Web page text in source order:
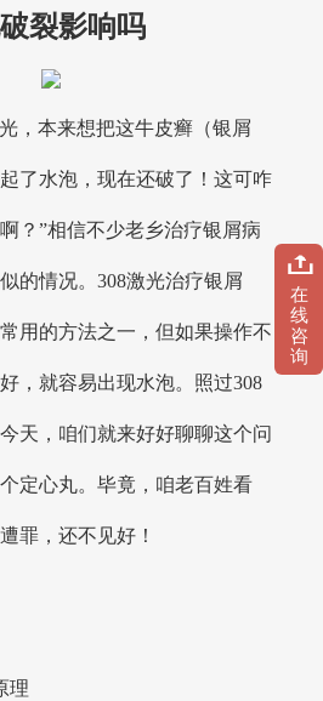
裂影响吗
，本来想把这牛皮癣（银屑
了水泡，现在还破了！这可咋
？”相信不少老乡治疗银屑病
的情况。308激光治疗银屑
用的方法之一，但如果操作不
，就容易出现水泡。照过308
天，咱们就来好好聊聊这个问
定心丸。毕竟，咱老百姓看
罪，还不见好！
理
在
线
咨
询